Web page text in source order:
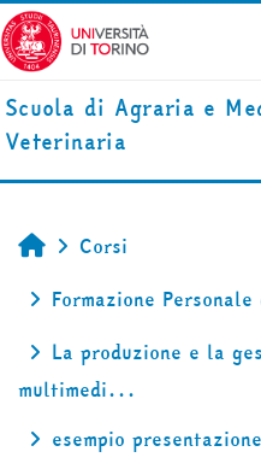
Vai al contenuto principale
Scuola di Agraria e
Veterinaria
Home
Corsi
Formazione
La produzione e la
multimedi...
esempio